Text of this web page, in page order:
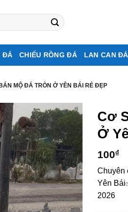
ĐÁ CHIẾU RỒNG ĐÁ LAN CAN ĐÁ
MỘ ĐÁ TRÒN Ở YÊN BÁI RẺ ĐẸP
Cơ
Ở
100₫
Chuyên
Yên
2026